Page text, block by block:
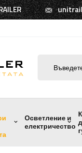
Осветление и
електричество